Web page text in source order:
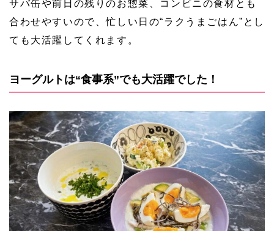
サバ缶や前日の残りのお惣菜、コンビニの食材とも
合わせやすいので、忙しい日の“ラクうまごはん”とし
ても大活躍してくれます。
ヨーグルトは“食事系”でも大活躍でした！